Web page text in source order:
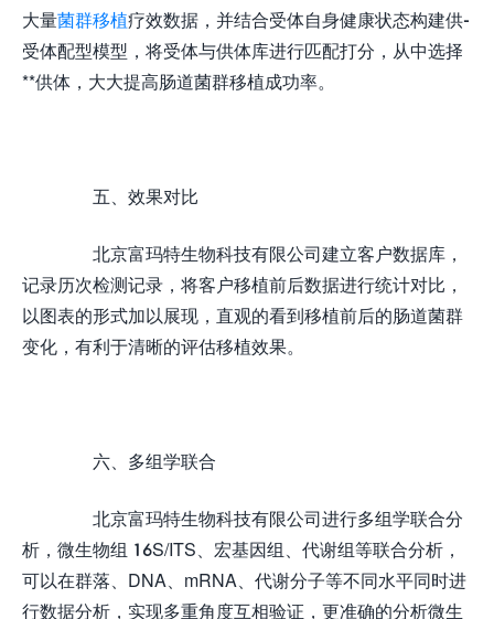
大量菌群移植疗效数据，并结合受体自身健康状态构建供-
受体配型模型，将受体与供体库进行匹配打分，从中选择
**供体，大大提高肠道菌群移植成功率。
五、效果对比
北京富玛特生物科技有限公司建立客户数据库，
记录历次检测记录，将客户移植前后数据进行统计对比，
以图表的形式加以展现，直观的看到移植前后的肠道菌群
变化，有利于清晰的评估移植效果。
六、多组学联合
北京富玛特生物科技有限公司进行多组学联合分
析，微生物组 16S/ITS、宏基因组、代谢组等联合分析，
可以在群落、DNA、mRNA、代谢分子等不同水平同时进
行数据分析，实现多重角度互相验证，更准确的分析微生